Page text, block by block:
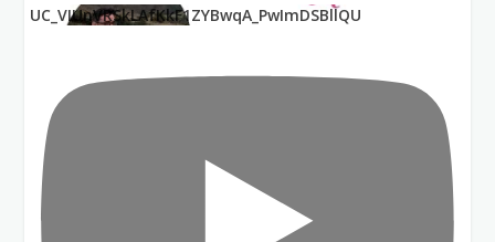
UC_VIUnVRSkLAfKkF1ZYBwqA_PwImDSBllQU